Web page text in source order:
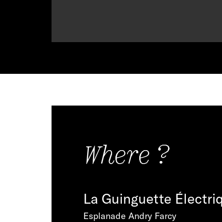
Where ?
La Guinguette
Esplanade Andry Farcy